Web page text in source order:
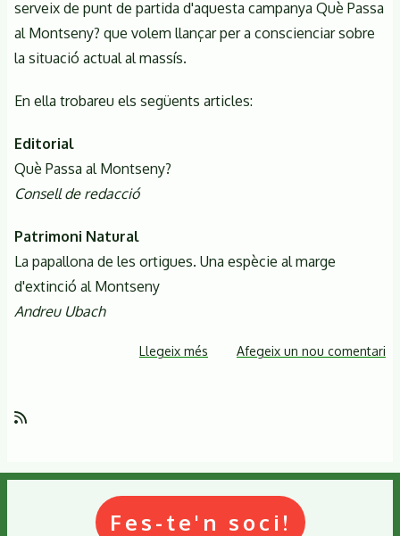
serveix de punt de partida d'aquesta campanya Què Passa
al Montseny? que volem llançar per a conscienciar sobre
la situació actual al massís.
En ella trobareu els següents articles:
Editorial
Què Passa al Montseny?
Consell de redacció
Patrimoni Natural
La papallona de les ortigues. Una espècie al marge
d'extinció al Montseny
Andreu Ubach
Llegeix més sobre
42
Afegeix un nou comentari
Fes-te'n soci!